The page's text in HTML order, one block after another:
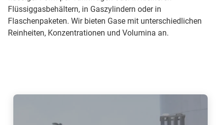
Flüssiggasbehältern, in Gaszylindern oder in
Flaschenpaketen. Wir bieten Gase mit unterschiedlichen
Reinheiten, Konzentrationen und Volumina an.